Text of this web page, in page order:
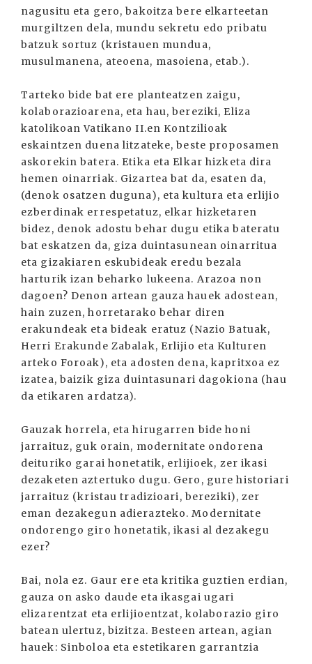
nagusitu eta gero, bakoitza bere elkarteetan
murgiltzen dela, mundu sekretu edo pribatu
batzuk sortuz (kristauen mundua,
musulmanena, ateoena, masoiena, etab.).
Tarteko bide bat ere planteatzen zaigu,
kolaborazioarena, eta hau, bereziki, Eliza
katolikoan Vatikano II.en Kontzilioak
eskaintzen duena litzateke, beste proposamen
askorekin batera. Etika eta Elkar hizketa dira
hemen oinarriak. Gizartea bat da, esaten da,
(denok osatzen duguna), eta kultura eta erlijio
ezberdinak errespetatuz, elkar hizketaren
bidez, denok adostu behar dugu etika bateratu
bat eskatzen da, giza duintasunean oinarritua
eta gizakiaren eskubideak eredu bezala
harturik izan beharko lukeena. Arazoa non
dagoen? Denon artean gauza hauek adostean,
hain zuzen, horretarako behar diren
erakundeak eta bideak eratuz (Nazio Batuak,
Herri Erakunde Zabalak, Erlijio eta Kulturen
arteko Foroak), eta adosten dena, kapritxoa ez
izatea, baizik giza duintasunari dagokiona (hau
da etikaren ardatza).
Gauzak horrela, eta hirugarren bide honi
jarraituz, guk orain, modernitate ondorena
deituriko garai honetatik, erlijioek, zer ikasi
dezaketen aztertuko dugu. Gero, gure historiari
jarraituz (kristau tradizioari, bereziki), zer
eman dezakegun adierazteko. Modernitate
ondorengo giro honetatik, ikasi al dezakegu
ezer?
Bai, nola ez. Gaur ere eta kritika guztien erdian,
gauza on asko daude eta ikasgai ugari
elizarentzat eta erlijioentzat, kolaborazio giro
batean ulertuz, bizitza. Besteen artean, agian
hauek: Sinboloa eta estetikaren garrantzia